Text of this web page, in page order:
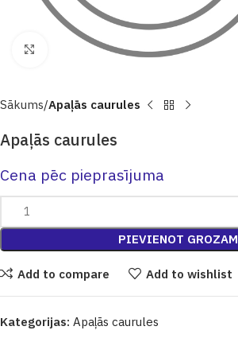
Click to enlarge
Sākums Apaļās caurules
Apaļās caurules
Cena pēc pieprasījuma
PIEVIENOT GROZAM
Add to compare Add to wishlist
Kategorijas: Apaļās caurules